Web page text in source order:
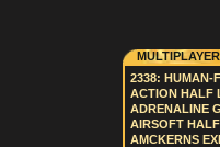
2338: HUMAN-
ACTION HALF
ADRENALINE
AIRSOFT
AMCKERNS